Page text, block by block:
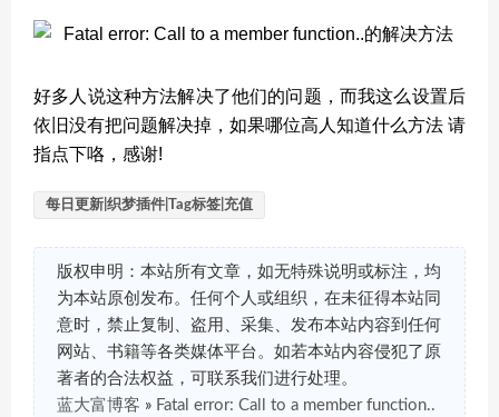
好多人说这种方法解决了他们的问题，而我这么设置后
依旧没有把问题解决掉，如果哪位高人知道什么方法 请
指点下咯，感谢!
每日更新|织梦插件|Tag标签|充值
版权申明：本站所有文章，如无特殊说明或标注，均
为本站原创发布。任何个人或组织，在未征得本站同
意时，禁止复制、盗用、采集、发布本站内容到任何
网站、书籍等各类媒体平台。如若本站内容侵犯了原
著者的合法权益，可联系我们进行处理。
蓝大富博客 » Fatal error: Call to a member function..